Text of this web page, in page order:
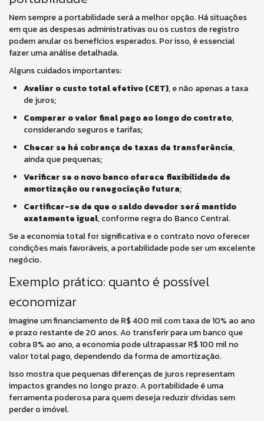
Nem sempre a portabilidade será a melhor opção. Há situações
em que as despesas administrativas ou os custos de registro
podem anular os benefícios esperados. Por isso, é essencial
fazer uma análise detalhada.
Alguns cuidados importantes:
Avaliar o custo total efetivo (CET), e não apenas a taxa
de juros;
Comparar o valor final pago ao longo do contrato,
considerando seguros e tarifas;
Checar se há cobrança de taxas de transferência,
ainda que pequenas;
Verificar se o novo banco oferece flexibilidade de
amortização ou renegociação futura;
Certificar-se de que o saldo devedor será mantido
exatamente igual, conforme regra do Banco Central.
Se a economia total for significativa e o contrato novo oferecer
condições mais favoráveis, a portabilidade pode ser um excelente
negócio.
Exemplo prático: quanto é possível
economizar
Imagine um financiamento de R$ 400 mil com taxa de 10% ao ano
e prazo restante de 20 anos. Ao transferir para um banco que
cobra 8% ao ano, a economia pode ultrapassar R$ 100 mil no
valor total pago, dependendo da forma de amortização.
Isso mostra que pequenas diferenças de juros representam
impactos grandes no longo prazo. A portabilidade é uma
ferramenta poderosa para quem deseja reduzir dívidas sem
perder o imóvel.